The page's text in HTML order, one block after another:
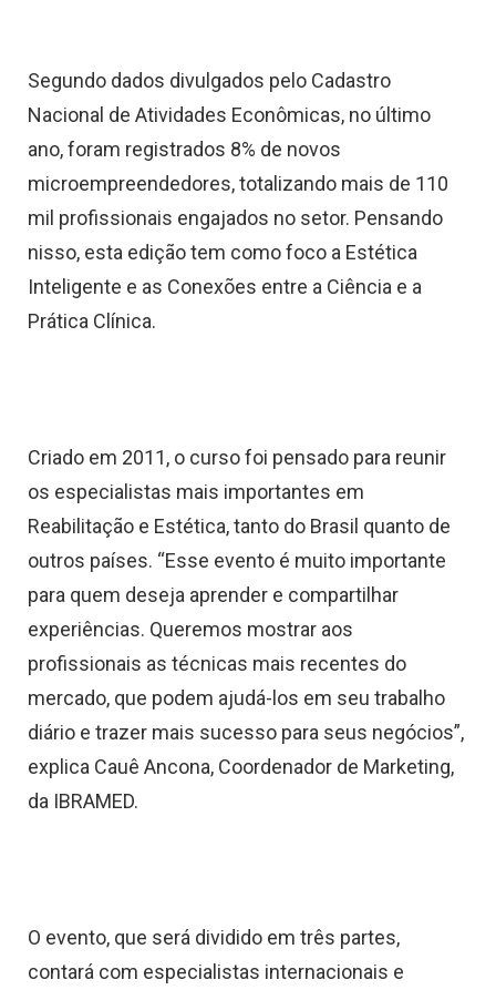
Segundo dados divulgados pelo Cadastro
Nacional de Atividades Econômicas, no último
ano, foram registrados 8% de novos
microempreendedores, totalizando mais de 110
mil profissionais engajados no setor. Pensando
nisso, esta edição tem como foco a Estética
Inteligente e as Conexões entre a Ciência e a
Prática Clínica.
Criado em 2011, o curso foi pensado para reunir
os especialistas mais importantes em
Reabilitação e Estética, tanto do Brasil quanto de
outros países. “Esse evento é muito importante
para quem deseja aprender e compartilhar
experiências. Queremos mostrar aos
profissionais as técnicas mais recentes do
mercado, que podem ajudá-los em seu trabalho
diário e trazer mais sucesso para seus negócios”,
explica Cauê Ancona, Coordenador de Marketing,
da IBRAMED.
O evento, que será dividido em três partes,
contará com especialistas internacionais e